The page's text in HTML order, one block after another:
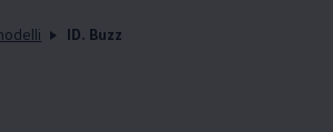
ID. Buzz